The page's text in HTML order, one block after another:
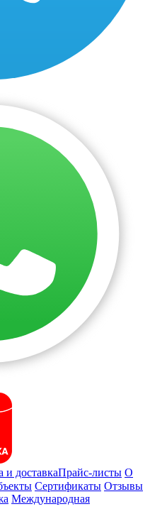
и доставкаПрайс-листы О
Сертификаты Отзывы
Международная